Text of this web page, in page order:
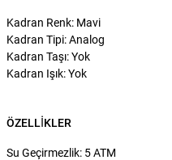
Kadran Renk: Mavi
Kadran Tipi: Analog
Kadran Taşı: Yok
Kadran Işık: Yok
ÖZELLIKLER
Su Geçirmezlik: 5 ATM